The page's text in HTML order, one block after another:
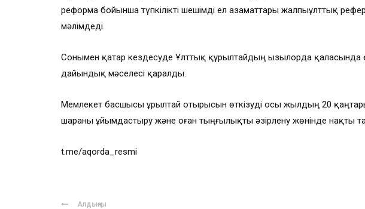
реформа бойынша түпкілікті шешімді ел азаматтары жалпыұлттық
мәлімдеді.
Сонымен қатар кездесуде Ұлттық құрылтайдың Қызылорда қаласында
дайындық мәселесі қаралды.
Мемлекет басшысы Құрылтай отырысын өткізуді осы жылдың 20
шараны ұйымдастыру және оған тыңғылықты әзірлену жөнінде нақты
t.me/aqorda_resmi
Алдыңғы